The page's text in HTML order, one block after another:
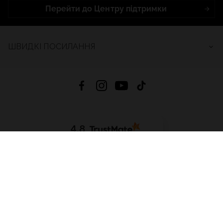
Перейти до Центру підтримки
4.8